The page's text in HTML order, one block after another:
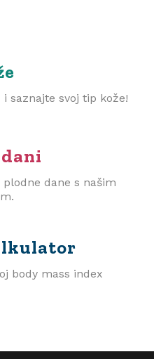
i saznajte svoj tip kože!
dane s našim
body mass index